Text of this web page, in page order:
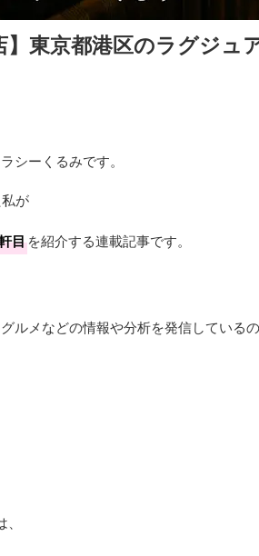
】東京都港区のラグジュ
シーくるみです。
が
目を紹介する連載記事です。
ルメなどの情報や分析を発信している